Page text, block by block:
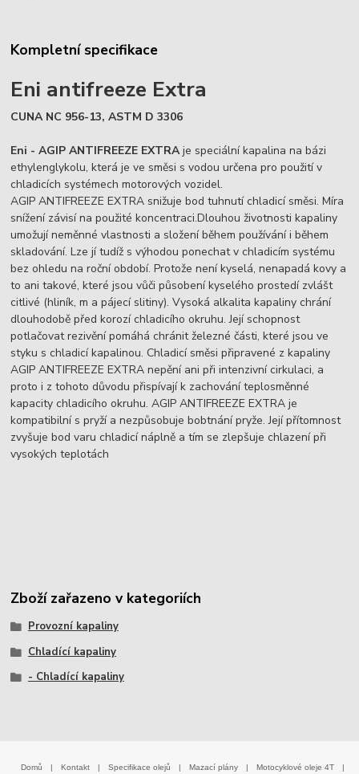
Kompletní specifikace
Eni antifreeze Extra
CUNA NC 956-13, ASTM D 3306
Eni - AGIP ANTIFREEZE EXTRAje speciální kapalina na bázi
ethylenglykolu, která je ve směsi s vodou určena pro použití v
chladicích systémech motorových vozidel.
AGIP ANTIFREEZE EXTRA snižuje bod tuhnutí chladicí směsi. Míra
snížení závisí na použité koncentraci.Dlouhou životnosti kapaliny
umožují neměnné vlastnosti a složení během používání i během
skladování. Lze jí tudíž s výhodou ponechat v chladicím systému
bez ohledu na roční období. Protože není kyselá, nenapadá kovy a
to ani takové, které jsou vůči působení kyselého prostedí zvlášt
citlivé (hliník, m a pájecí slitiny). Vysoká alkalita kapaliny chrání
dlouhodobě před korozí chladicího okruhu. Její schopnost
potlačovat rezivění pomáhá chránit železné části, které jsou ve
styku s chladicí kapalinou. Chladicí směsi připravené z kapaliny
AGIP ANTIFREEZE EXTRA nepění ani při intenzivní cirkulaci, a
proto i z tohoto důvodu přispívají k zachování teplosměnné
kapacity chladicího okruhu. AGIP ANTIFREEZE EXTRA je
kompatibilní s pryží a nezpůsobuje bobtnání pryže. Její přítomnost
zvyšuje bod varu chladicí náplně a tím se zlepšuje chlazení při
vysokých teplotách
Zboží zařazeno v kategoriích
Provozní kapaliny
Chladící kapaliny
- Chladící kapaliny
Domů | Kontakt | Specifikace olejů | Mazací plány | Motocyklové oleje 4T
|